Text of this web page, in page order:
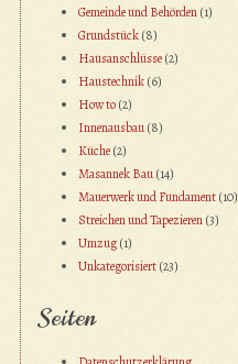
Gemeinde und Behörden(1)
Grundstück(8)
Hausanschlüsse(2)
Haustechnik(6)
How to(2)
Innenausbau(8)
Küche(2)
Masannek Bau(14)
Mauerwerk und Fundament(10)
Streichen und Tapezieren(3)
Umzug(1)
Unkategorisiert(23)
Seiten